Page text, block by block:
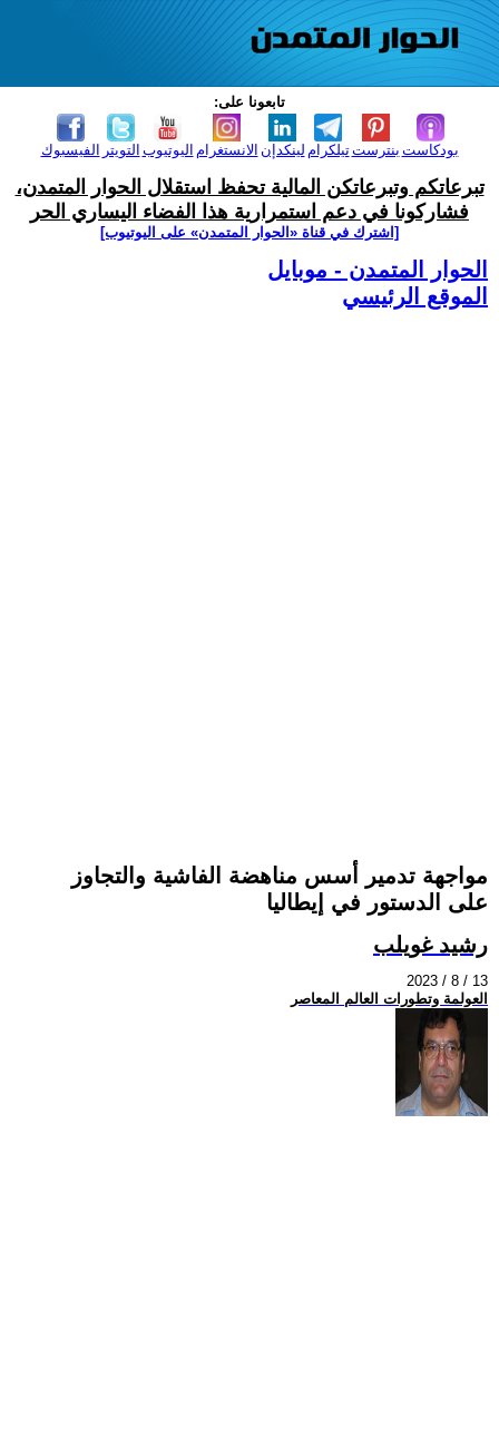
تابعونا على:
الفيسبوك التويتر اليوتيوب الانستغرام لينكدإن تيلكرامبنترست بودكاست
تبرعاتكم وتبرعاتكن المالية تحفظ استقلال الحوار المتمدن،
فشاركونا في دعم استمرارية هذا الفضاء اليساري الحر
[اشترك في قناة ‫«الحوار المتمدن» على اليوتيوب]
الحوار المتمدن - موبايل
الموقع الرئيسي
مواجهة تدمير أسس مناهضة الفاشية والتجاوز
على الدستور في إيطاليا
رشيد غويلب
2023 / 8 / 13
العولمة وتطورات العالم المعاصر